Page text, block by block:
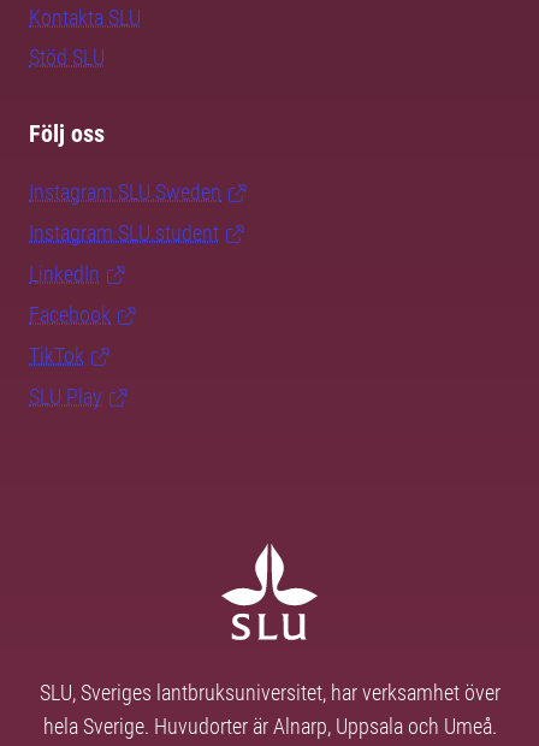
Kontakta SLU
Stöd SLU
Följ oss
Instagram SLU.Sweden
Instagram SLU.student
LinkedIn
Facebook
TikTok
SLU Play
SLU, Sveriges lantbruksuniversitet, har verksamhet över
hela Sverige. Huvudorter är Alnarp, Uppsala och Umeå.